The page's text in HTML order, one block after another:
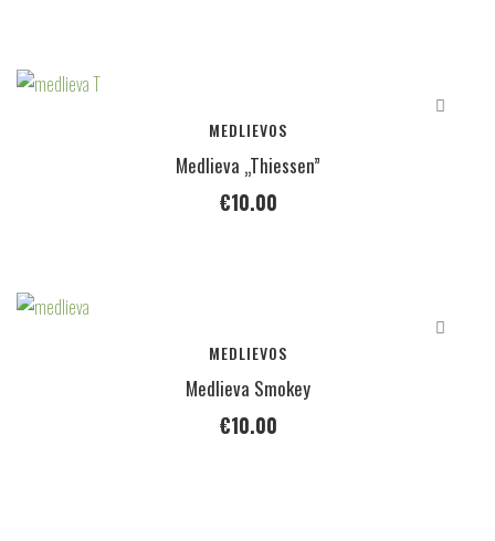
MEDLIEVOS
Medlieva „Thiessen”
€10.00
MEDLIEVOS
Medlieva Smokey
€10.00